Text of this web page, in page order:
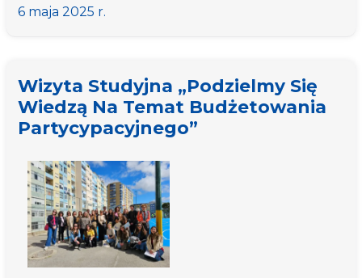
rzecz
lepszych
społeczności”
6 maja 2025 r.
Wizyta Studyjna „Podzielmy Się
Wiedzą Na Temat Budżetowania
Partycypacyjnego”